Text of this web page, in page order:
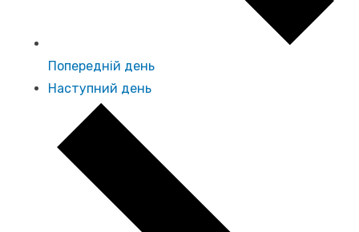
Попередній день
Наступний день